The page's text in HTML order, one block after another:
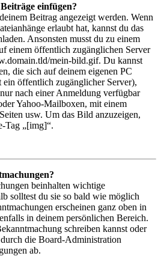
einfügen?
Beitrag angezeigt werden. Wenn
erlaubt hat, kannst du das
Ansonsten musst du zu einem
einem öffentlich zugänglichen Server
mein-bild.gif. Du kannst
die sich auf deinem eigenen PC
ein öffentlich zugänglicher Server),
nach einer Anmeldung verfügbar
Yahoo-Mailboxen, mit einem
usw. Um das Bild anzuzeigen,
Tag „[img]“.
beinhalten wichtige
solltest du sie so bald wie möglich
erscheinen ganz oben in
in deinem persönlichen Bereich.
schreiben kannst oder
die Board-Administration
ab.